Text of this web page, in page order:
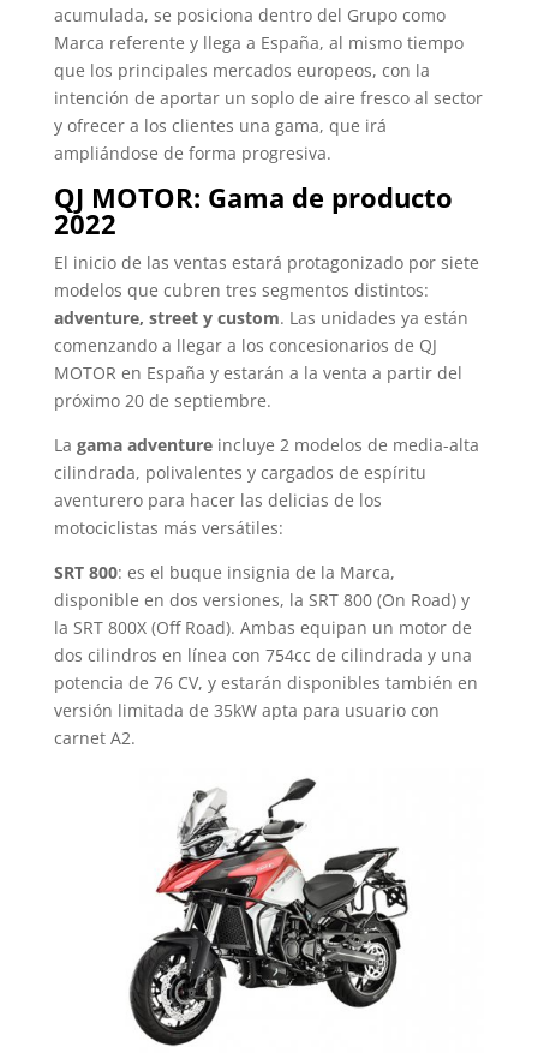
acumulada, se posiciona dentro del Grupo como
Marca referente y llega a España, al mismo tiempo
que los principales mercados europeos, con la
intención de aportar un soplo de aire fresco al sector
y ofrecer a los clientes una gama, que irá
ampliándose de forma progresiva.
QJ MOTOR: Gama de producto
2022
El inicio de las ventas estará protagonizado por siete
modelos que cubren tres segmentos distintos:
adventure, street y custom. Las unidades ya están
comenzando a llegar a los concesionarios de QJ
MOTOR en España y estarán a la venta a partir del
próximo 20 de septiembre.
La gama adventureincluye 2 modelos de media-alta
cilindrada, polivalentes y cargados de espíritu
aventurero para hacer las delicias de los
motociclistas más versátiles:
SRT 800: es el buque insignia de la Marca,
disponible en dos versiones, la SRT 800 (On Road) y
la SRT 800X (Off Road). Ambas equipan un motor de
dos cilindros en línea con 754cc de cilindrada y una
potencia de 76 CV, y estarán disponibles también en
versión limitada de 35kW apta para usuario con
carnet A2.